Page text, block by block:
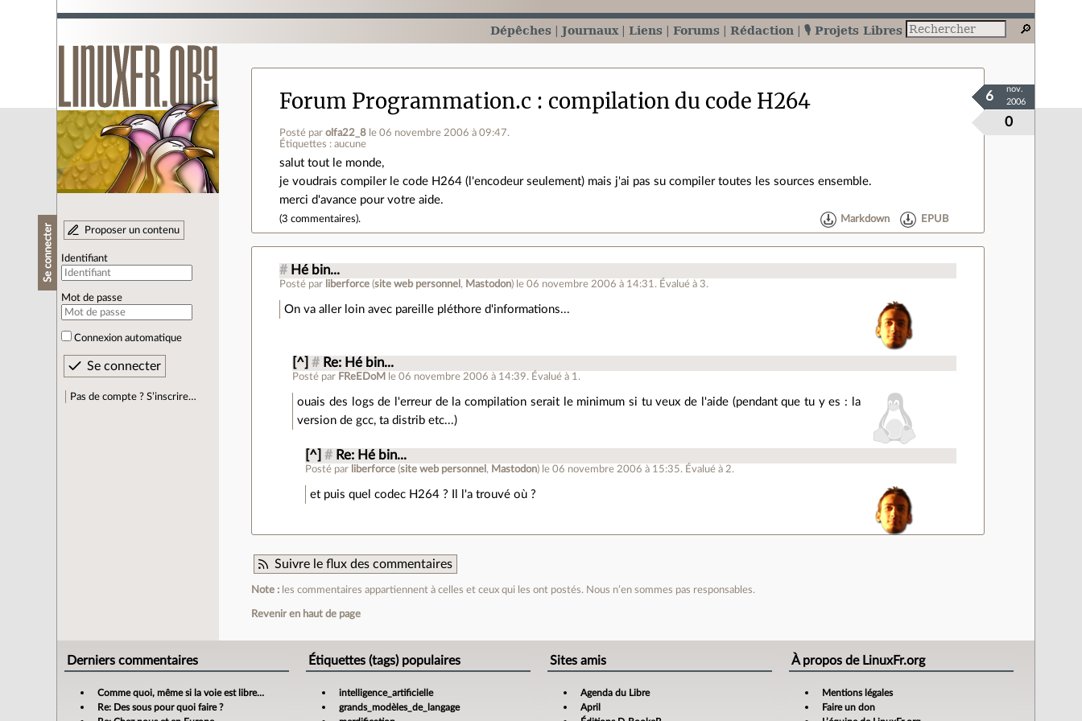
Dépêches Journaux Liens Forums Rédaction 🎙️ Projets Libres
Se connecter Proposer un contenu
Identifiant
Mot de passe
Connexion automatique
Pas de compte ? S’inscrire…
Forum Programmation.c compilation du code H264
Posté parolfa22_8 le 06 novembre 2006 à 09:47.
Étiquettes : aucune
0
6
nov.
2006
salut tout le monde,
je voudrais compiler le code H264 (l'encodeur seulement) mais j'ai pas su compiler toutes les sources ensemble.
merci d'avance pour votre aide.
(3 commentaires). Markdown EPUB
# Hé bin...
Posté par liberforce (site web personnel , Mastodon) le 06 novembre 2006 à 14:31 . Évalué à 3.
On va aller loin avec pareille pléthore d'informations...
[^] # Re: Hé bin...
Posté par FReEDoM le 06 novembre 2006 à 14:39. Évalué à 1 .
ouais des logs de l'erreur de la compilation serait le minimum si tu veux de l'aide (pendant que tu y es : la
version de gcc, ta distrib etc...)
[^] # Re: Hé bin...
Posté par liberforce (site web personnel , Mastodon) le 06 novembre 2006 à 15:35. Évalué à 2.
et puis quel codec H264 ? Il l'a trouvé où ?
Suivre le flux des commentaires
Note : les commentaires appartiennent à celles et ceux qui les ont postés. Nous n’en sommes pas responsables.
Revenir en haut de page
Derniers commentaires
Comme quoi, même si la voie est libre…
Re: Des sous pour quoi faire ?
Étiquettes (tags) populaires
intelligence_artificielle
grands_modèles_de_langage
Sites amis
Agenda du Libre
April
À propos de LinuxFr.org
Mentions légales
Faire un don